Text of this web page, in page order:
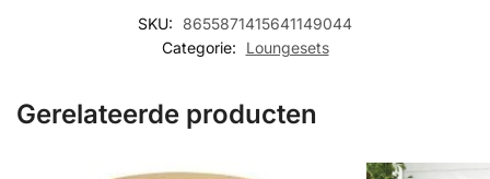
SKU:
8655871415641149044
Categorie:
Loungesets
Gerelateerde producten